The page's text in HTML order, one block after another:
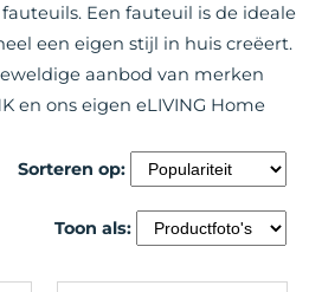
Een fauteuil is de ideale
een eigen stijl in huis creëert.
aanbod van merken
en ons eigen eLIVING Home
Sorteren op:
Toon als: